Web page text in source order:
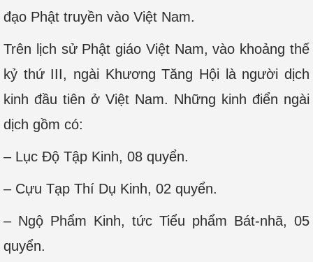
đạo Phật truyền vào Việt Nam.
Trên lịch sử Phật giáo Việt Nam, vào khoảng thế
kỷ thứ III, ngài Khương Tăng Hội là người dịch
kinh đầu tiên ở Việt Nam. Những kinh điển ngài
dịch gồm có:
– Lục Độ Tập Kinh, 08 quyển.
– Cựu Tạp Thí Dụ Kinh, 02 quyển.
– Ngộ Phẩm Kinh, tức Tiểu phẩm Bát-nhã, 05
quyển.